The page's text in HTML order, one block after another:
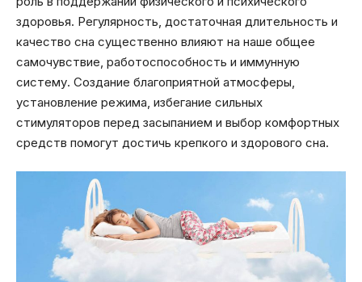
здоровья. Регулярность, достаточная длительность и
качество сна существенно влияют на наше общее
самочувствие, работоспособность и иммунную
систему. Создание благоприятной атмосферы,
установление режима, избегание сильных
стимуляторов перед засыпанием и выбор комфортных
средств помогут достичь крепкого и здорового сна.